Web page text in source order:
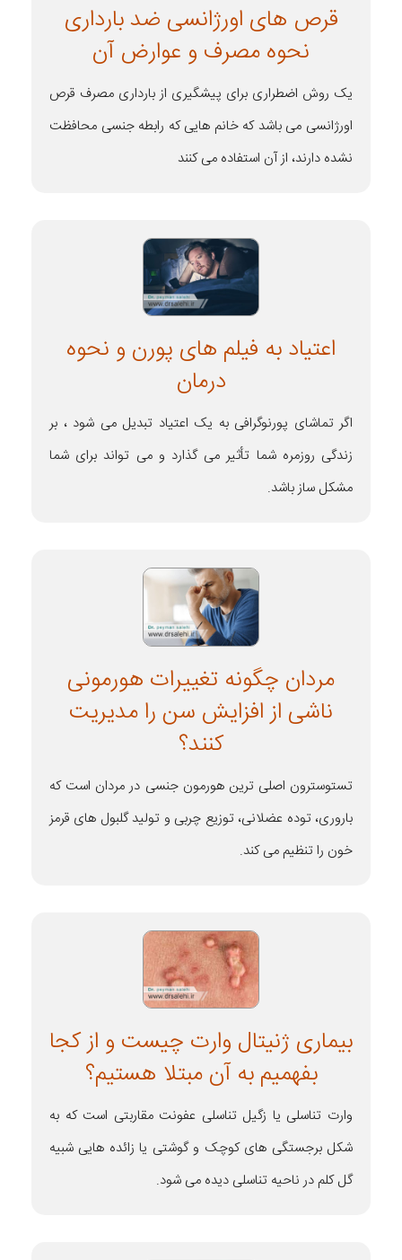
قرص های اورژانسی ضد بارداری
نحوه مصرف و عوارض آن
یک روش اضطراری برای پیشگیری از بارداری مصرف قرص
اورژانسی می باشد که خانم هایی که رابطه جنسی محافظت
نشده دارند، از آن استفاده می کنند
اعتیاد به فیلم های پورن و نحوه
درمان
اگر تماشای پورنوگرافی به یک اعتیاد تبدیل می شود ، بر
زندگی روزمره شما تأثیر می گذارد و می تواند برای شما
مشکل ساز باشد.
مردان چگونه تغییرات هورمونی
ناشی از افزایش سن را مدیریت
کنند؟
تستوسترون اصلی ترین هورمون جنسی در مردان است که
باروری، توده عضلانی، توزیع چربی و تولید گلبول های قرمز
خون را تنظیم می کند.
بیماری ژنیتال وارت چیست و از کجا
بفهمیم به آن مبتلا هستیم؟
وارت تناسلی یا زگیل تناسلی عفونت مقاربتی است که به
شکل برجستگی های کوچک و گوشتی یا زائده هایی شبیه
گل کلم در ناحیه تناسلی دیده می شود.